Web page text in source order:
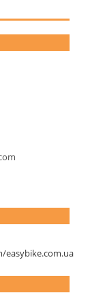
easybike.com.ua